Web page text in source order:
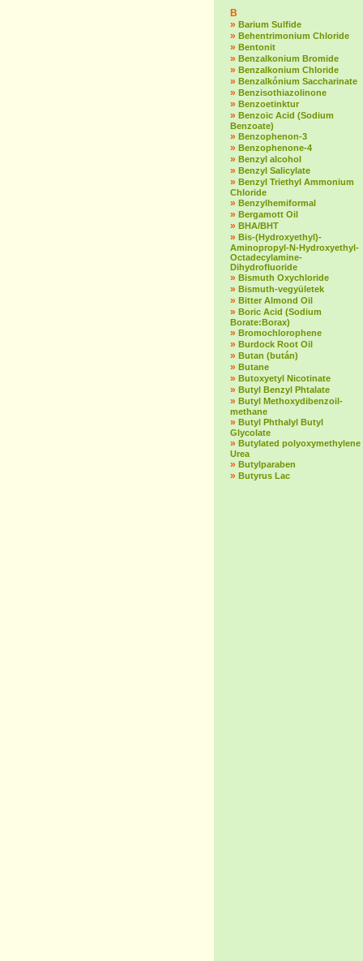
B
» Barium Sulfide
» Behentrimonium Chloride
» Bentonit
» Benzalkonium Bromide
» Benzalkonium Chloride
» Benzalkónium Saccharinate
» Benzisothiazolinone
» Benzoetinktur
» Benzoic Acid (Sodium
Benzoate)
» Benzophenon-3
» Benzophenone-4
» Benzyl alcohol
» Benzyl Salicylate
» Benzyl Triethyl Ammonium
Chloride
» Benzylhemiformal
» Bergamott Oil
» BHA/BHT
» Bis-(Hydroxyethyl)-
Aminopropyl-N-Hydroxyethyl-
Octadecylamine-
Dihydrofluoride
» Bismuth Oxychloride
» Bismuth-vegyületek
» Bitter Almond Oil
» Boric Acid (Sodium
Borate:Borax)
» Bromochlorophene
» Burdock Root Oil
» Butan (bután)
» Butane
» Butoxyetyl Nicotinate
» Butyl Benzyl Phtalate
» Butyl Methoxydibenzoil-
methane
» Butyl Phthalyl Butyl
Glycolate
» Butylated polyoxymethylene
Urea
» Butylparaben
» Butyrus Lac